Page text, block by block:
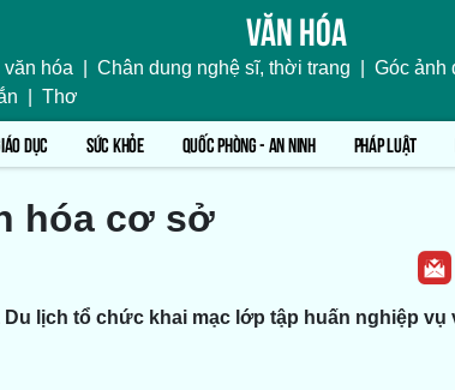
Văn hóa
văn hóa Chân dung nghệ sĩ, thời trang Góc ảnh
Thơ
DỤC SỨC KHỎE QUỐC PHÒNG - AN NINH PHÁP LUẬT
hóa cơ sở
Du lịch tổ chức khai mạc lớp tập huấn nghiệp vụ